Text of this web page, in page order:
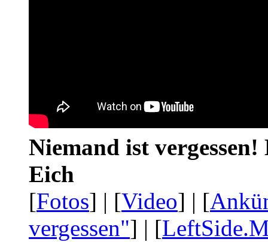
Niemand ist
Eich
[Fotos] | [Video] | [
vergessen"] | [